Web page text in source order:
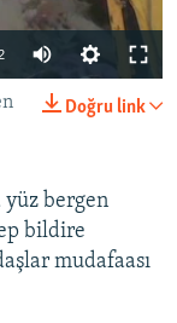
Doğru link
bergen
bildire
mudafaası